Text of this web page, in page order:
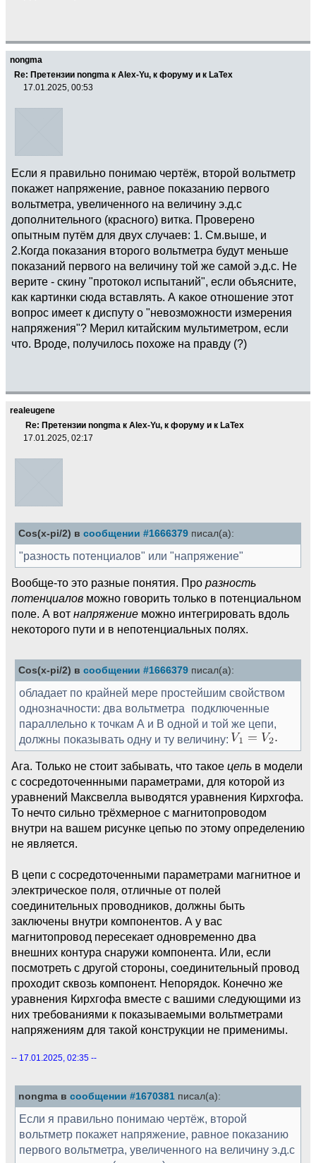
nongma
Re: Претензии nongma к Alex-Yu, к форуму и к LaTex
17.01.2025, 00:53
Если я правильно понимаю чертёж, второй вольтметр
покажет напряжение, равное показанию первого
вольтметра, увеличенного на величину э.д.с
дополнительного (красного) витка. Проверено
опытным путём для двух случаев: 1. См.выше, и
2.Когда показания второго вольтметра будут меньше
показаний первого на величину той же самой э.д.с. Не
верите - скину "протокол испытаний", если объясните,
как картинки сюда вставлять. А какое отношение этот
вопрос имеет к диспуту о "невозможности измерения
напряжения"? Мерил китайским мультиметром, если
что. Вроде, получилось похоже на правду (?)
realeugene
Re: Претензии nongma к Alex-Yu, к форуму и к LaTex
17.01.2025, 02:17
Cos(x-pi/2) в сообщении #1666379 писал(а):
"разность потенциалов" или "напряжение"
Вообще-то это разные понятия. Про разность
потенциалов можно говорить только в потенциальном
поле. А вот напряжение можно интегрировать вдоль
некоторого пути и в непотенциальных полях.
Cos(x-pi/2) в сообщении #1666379 писал(а):
обладает по крайней мере простейшим свойством
однозначности: два вольтметра
подключенные
параллельно к точкам А и В одной и той же цепи,
должны показывать одну и ту величину:
Ага. Только не стоит забывать, что такое цепь в модели
с сосредоточеннными параметрами, для которой из
уравнений Максвелла выводятся уравнения Кирхгофа.
То нечто сильно трёхмерное с магнитопроводом
внутри на вашем рисунке цепью по этому определению
не является.
В цепи с сосредоточенными параметрами магнитное и
электрическое поля, отличные от полей
соединительных проводников, должны быть
заключены внутри компонентов. А у вас
магнитопровод пересекает одновременно два
внешних контура снаружи компонента. Или, если
посмотреть с другой стороны, соединительный провод
проходит сквозь компонент. Непорядок. Конечно же
уравнения Кирхгофа вместе с вашими следующими из
них требованиями к показываемыми вольтметрами
напряжениям для такой конструкции не применимы.
-- 17.01.2025, 02:35 --
nongma в сообщении #1670381 писал(а):
Если я правильно понимаю чертёж, второй
вольтметр покажет напряжение, равное показанию
первого вольтметра, увеличенного на величину э.д.с